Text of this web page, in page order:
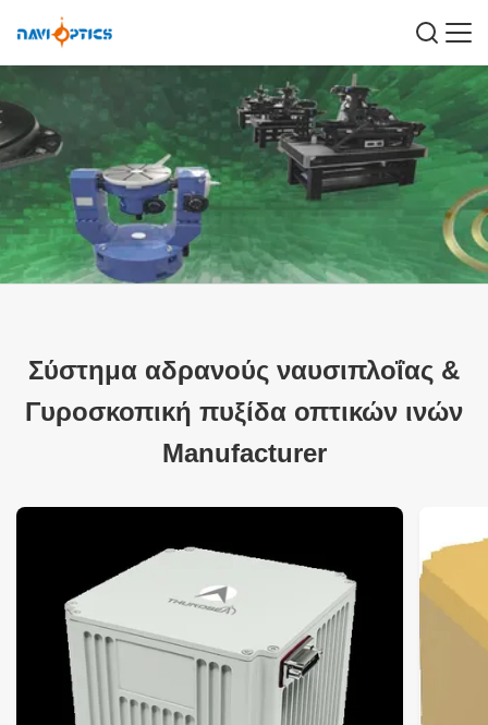
Σύστημα αδρανούς ναυσιπλοΐας &
Γυροσκοπική πυξίδα οπτικών ινών
Manufacturer